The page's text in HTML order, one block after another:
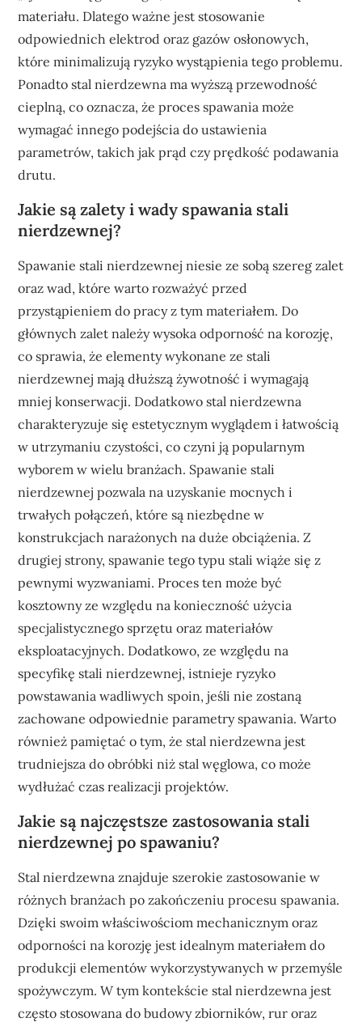
materiału. Dlatego ważne jest stosowanie
odpowiednich elektrod oraz gazów osłonowych,
które minimalizują ryzyko wystąpienia tego problemu.
Ponadto stal nierdzewna ma wyższą przewodność
cieplną, co oznacza, że proces spawania może
wymagać innego podejścia do ustawienia
parametrów, takich jak prąd czy prędkość podawania
drutu.
Jakie są zalety i wady spawania stali
nierdzewnej?
Spawanie stali nierdzewnej niesie ze sobą szereg zalet
oraz wad, które warto rozważyć przed
przystąpieniem do pracy z tym materiałem. Do
głównych zalet należy wysoka odporność na korozję,
co sprawia, że elementy wykonane ze stali
nierdzewnej mają dłuższą żywotność i wymagają
mniej konserwacji. Dodatkowo stal nierdzewna
charakteryzuje się estetycznym wyglądem i łatwością
w utrzymaniu czystości, co czyni ją popularnym
wyborem w wielu branżach. Spawanie stali
nierdzewnej pozwala na uzyskanie mocnych i
trwałych połączeń, które są niezbędne w
konstrukcjach narażonych na duże obciążenia. Z
drugiej strony, spawanie tego typu stali wiąże się z
pewnymi wyzwaniami. Proces ten może być
kosztowny ze względu na konieczność użycia
specjalistycznego sprzętu oraz materiałów
eksploatacyjnych. Dodatkowo, ze względu na
specyfikę stali nierdzewnej, istnieje ryzyko
powstawania wadliwych spoin, jeśli nie zostaną
zachowane odpowiednie parametry spawania. Warto
również pamiętać o tym, że stal nierdzewna jest
trudniejsza do obróbki niż stal węglowa, co może
wydłużać czas realizacji projektów.
Jakie są najczęstsze zastosowania stali
nierdzewnej po spawaniu?
Stal nierdzewna znajduje szerokie zastosowanie w
różnych branżach po zakończeniu procesu spawania.
Dzięki swoim właściwościom mechanicznym oraz
odporności na korozję jest idealnym materiałem do
produkcji elementów wykorzystywanych w przemyśle
spożywczym. W tym kontekście stal nierdzewna jest
często stosowana do budowy zbiorników, rur oraz